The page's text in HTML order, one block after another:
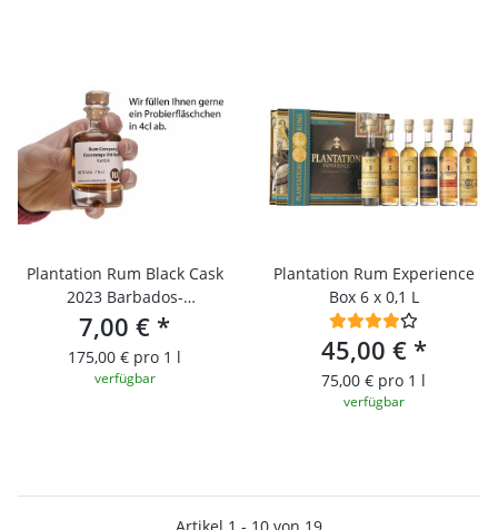
Plantation Rum Black Cask
2023 Barbados-
Venezuela/4cl
Probierfläschchen
7,00 € *
175,00 € pro 1 l
verfügbar
Plantation Rum Experience
Box 6 x 0,1 L
45,00 € *
75,00 € pro 1 l
verfügbar